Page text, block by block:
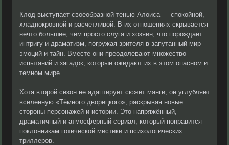
Клод выступает своеобразной тенью Алоиса — спокойной,
хладнокровной и расчетливой. В их отношениях скрывается
нечто большее, чем просто слуга и хозяин, что порождает
интригу и драматизм, погружая зрителя в запутанный мир
эмоций и тайн. Вместе они преодолевают множество
испытаний и загадок, которые ожидают их в этом опасном и
темном мире.
Хотя второй сезон не адаптирует сюжет манги, он углубляет
вселенную «Тёмного дворецкого», раскрывая новые
стороны персонажей и истории. Это напряжённый,
драматичный и атмосферный сериал, который понравится
поклонникам готической мистики и психологических
триллеров.